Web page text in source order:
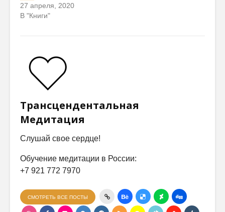
27 апреля, 2020
В "Книги"
Трансцендентальная
Медитация
Слушай свое сердце!
Обучение медитации в России:
+7 921 772 7970
СМОТРЕТЬ ВСЕ ПОСТЫ